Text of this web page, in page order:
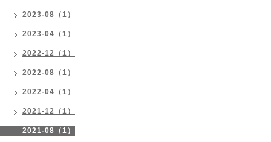
2023-08（1）
2023-04（1）
2022-12（1）
2022-08（1）
2022-04（1）
2021-12（1）
2021-08（1）